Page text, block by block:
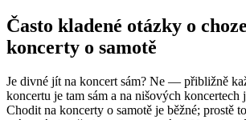
Často kladené otázky o
koncerty o samotě
Je divné jít na koncert sám? Ne — přibližně
koncertu je tam sám a na nišových koncertech
Chodit na koncerty o samotě je běžné; prostě